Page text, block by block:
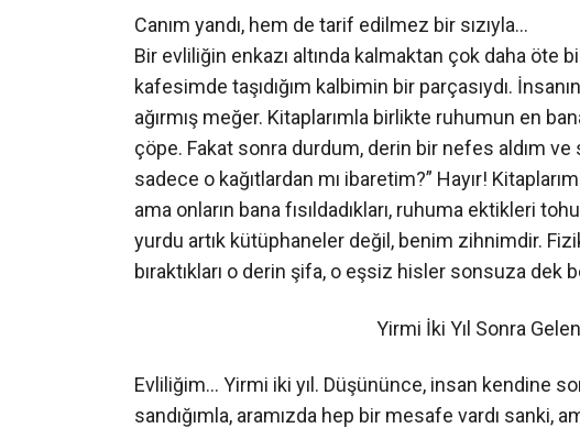
Canım yandı, hem de tarif edilmez bir sızıyla…
Bir evliliğin enkazı altında kalmaktan çok daha öte
kafesimde taşıdığım kalbimin bir parçasıydı.
ağırmış meğer. Kitaplarımla birlikte ruhumun en
çöpe. Fakat sonra durdum, derin bir nefes aldım ve
sadece o kağıtlardan mı ibaretim?” Hayır!
ama onların bana fısıldadıkları, ruhuma ektikleri
yurdu artık kütüphaneler değil, benim zihnimdir.
bıraktıkları o derin şifa, o eşsiz hisler sonsuza dek
Yirmi İki Yıl Sonra Gelen
Evliliğim… Yirmi iki yıl. Düşününce, insan kendine
sandığımla, aramızda hep bir mesafe vardı sanki,